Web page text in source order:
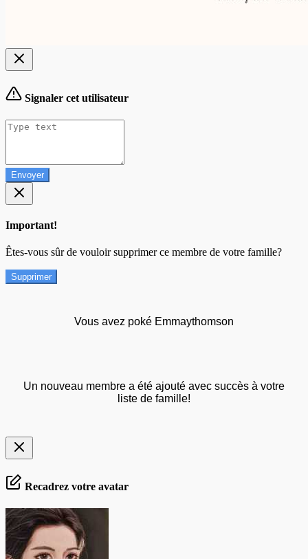
Signaler cet utilisateur
Envoyer
Important!
Êtes-vous sûr de vouloir supprimer ce membre de votre famille?
Supprimer
Vous avez poké Emmaythomson
Un nouveau membre a été ajouté avec succès à votre
liste de famille!
Recadrez votre avatar